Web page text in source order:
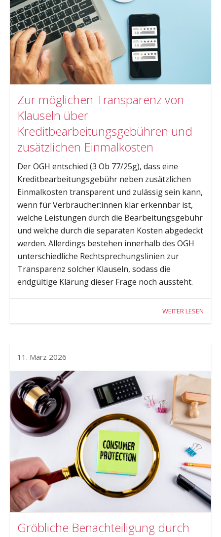
Zur möglichen Transparenz von
Klauseln über
Kreditbearbeitungsgebühren und
zusätzlichen Einmalkosten
Der OGH entschied (3 Ob 77/25g), dass eine
Kreditbearbeitungsgebühr neben zusätzlichen
Einmalkosten transparent und zulässig sein kann,
wenn für Verbraucher:innen klar erkennbar ist,
welche Leistungen durch die Bearbeitungsgebühr
und welche durch die separaten Kosten abgedeckt
werden. Allerdings bestehen innerhalb des OGH
unterschiedliche Rechtsprechungslinien zur
Transparenz solcher Klauseln, sodass die
endgültige Klärung dieser Frage noch aussteht.
WEITER LESEN
11. März 2026
Gröbliche Benachteiligung durch